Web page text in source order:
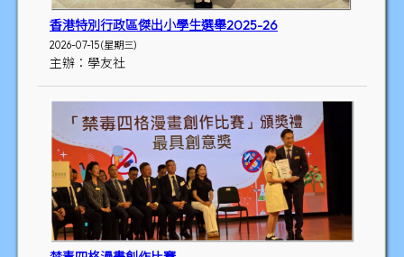
香港特別行政區傑出小學生選舉2025-26
2026-07-15 (星期三)
主辦：學友社